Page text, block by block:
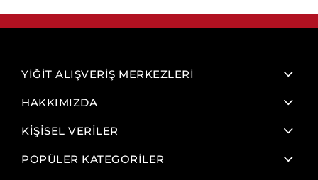
YİĞİT ALIŞVERİŞ MERKEZLERİ
HAKKIMIZDA
KİŞİSEL VERİLER
POPÜLER KATEGORİLER